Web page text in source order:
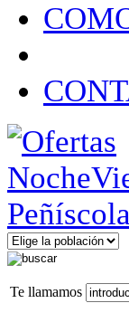
Te llamamos